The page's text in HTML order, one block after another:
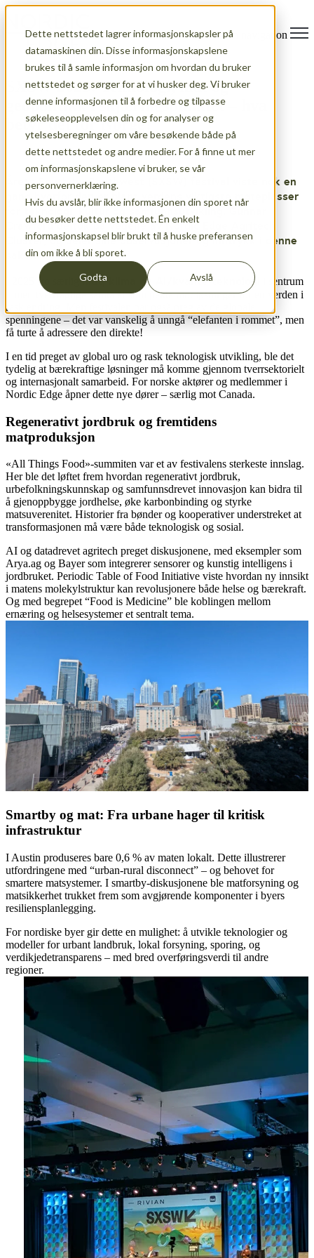
Dette nettstedet lagrer informasjonskapsler på
datamaskinen din. Disse informasjonskapslene
brukes til å samle informasjon om hvordan du bruker
nettstedet og sørger for at vi husker deg. Vi bruker
denne informasjonen til å forbedre og tilpasse
søkeleseopplevelsen din og for analyser og
ytelsesberegninger om våre besøkende både på
dette nettstedet og andre medier. For å finne ut mer
om informasjonskapslene vi bruker, se vår
personvernerklæring.
Hvis du avslår, blir ikke informasjonen din sporet når
du besøker dette nettstedet. Én enkelt
informasjonskapsel blir brukt til å huske preferansen
din om ikke å bli sporet.
Godta Avslå
Open main navigation
SXSW 2025: Teknologi, mat og
geopolitikk i skjæringspunktet – hva
betyr det for Norge?
Årets South by Southwest (SXSW) festival viste nok en
gang hvorfor den er blant verdens viktigste møteplasser
for teknologi, kultur og samfunnsutvikling. Gunnar
Crawford deltok på vegene av Nordic Edge Agritech
Cluster, og deler sine observasjoner og inntrykk i denne
saken.
I 2025 sto særligmat, klima og AI/kvante-teknologi
i sentrum
– med tverrfaglige samtaler som pekte mot løsninger for en verden i
rask endring. Men festivalen bar også preg av de globale
spenningene – det var vanskelig å unngå “elefanten i rommet”, men
få turte å adressere den direkte!
I en tid preget av global uro og rask teknologisk utvikling, ble det
tydelig at bærekraftige løsninger må komme gjennom tverrsektorielt
og internasjonalt samarbeid. For norske aktører og medlemmer i
Nordic Edge åpner dette nye dører – særlig mot Canada.
Regenerativt jordbruk og fremtidens
matproduksjon
«All Things Food»-summiten var et av festivalens sterkeste innslag.
Her ble det løftet frem hvordan regenerativt jordbruk,
urbefolkningskunnskap og samfunnsdrevet innovasjon kan bidra til
å gjenoppbygge jordhelse, øke karbonbinding og styrke
matsuverenitet. Historier fra bønder og kooperativer understreket at
transformasjonen må være både teknologisk og sosial.
AI og datadrevet agritech preget diskusjonene, med eksempler som
Arya.ag og Bayer som integrerer sensorer og kunstig intelligens i
jordbruket. Periodic Table of Food Initiative viste hvordan ny innsikt
i matens molekylstruktur kan revolusjonere både helse og bærekraft.
Og med begrepet “Food is Medicine” ble koblingen mellom
ernæring og helsesystemer et sentralt tema.
Smartby og mat: Fra urbane hager til kritisk
infrastruktur
I Austin produseres bare 0,6 % av maten lokalt. Dette illustrerer
utfordringene med “urban-rural disconnect” – og behovet for
smartere matsystemer. I smartby-diskusjonene ble matforsyning og
matsikkerhet trukket frem som avgjørende komponenter i byers
resiliensplanlegging.
For nordiske byer gir dette en mulighet: å utvikle teknologier og
modeller for urbant landbruk, lokal forsyning, sporing, og
verdikjedetransparens – med bred overføringsverdi til andre
regioner.